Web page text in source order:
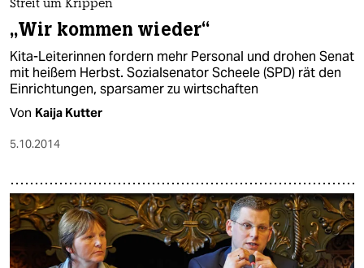
Streit um Krippen
„Wir kommen wieder“
Kita-Leiterinnen fordern mehr Personal und drohen Senat
mit heißem Herbst. Sozialsenator Scheele (SPD) rät den
Einrichtungen, sparsamer zu wirtschaften
Von Kaija Kutter
5.10.2014